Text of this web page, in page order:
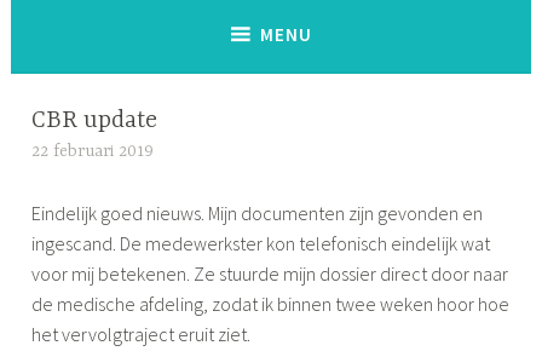
MENU
CBR update
22 februari 2019
m
o
n
e
Eindelijk goed nieuws. Mijn documenten zijn gevonden en
ingescand. De medewerkster kon telefonisch eindelijk wat
voor mij betekenen. Ze stuurde mijn dossier direct door naar
de medische afdeling, zodat ik binnen twee weken hoor hoe
het vervolgtraject eruit ziet.